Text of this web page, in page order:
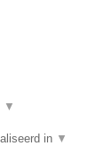
▼
in ▼